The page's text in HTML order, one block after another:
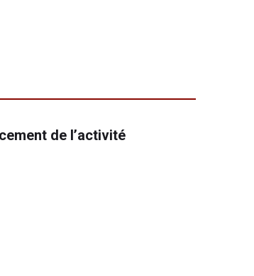
de l’activité